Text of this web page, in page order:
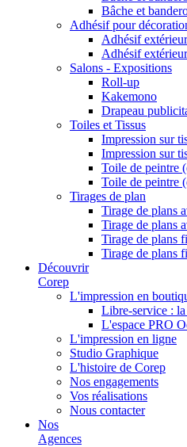
Bâche et
Adhésif pour
Adhésif
Adhésif
Salons - Expositions
Roll-up
Kakemono
Drapeau
Toiles et Tissus
Impression sur
Impression sur
Toile de peintre
Toile de peintre
Tirages de plan
Tirage de plans
Tirage de plans
Tirage de plans
Tirage de plans
Découvrir
Corep
L'impression en
Libre-service :
L'espace PRO
L'impression en ligne
Studio Graphique
L'histoire de Corep
Nos engagements
Vos réalisations
Nous contacter
Nos
Agences